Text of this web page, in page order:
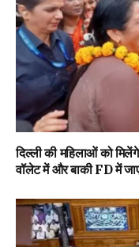
दिल्ली की महिलाओं को
वॉलेट में और बाकी FD में